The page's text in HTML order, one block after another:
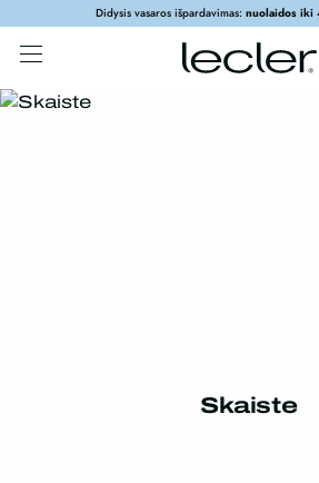
Didysis vasaros išpardavimas: nuolaidos iki
Skaiste